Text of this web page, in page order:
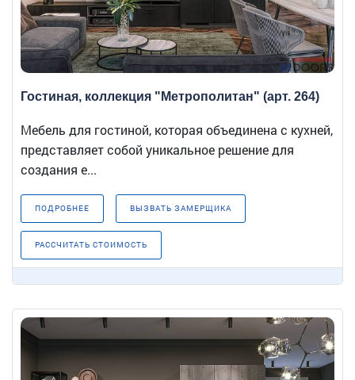
Гостиная, коллекция "Метрополитан" (арт. 264)
Мебель для гостиной, которая объединена с кухней,
представляет собой уникальное решение для
создания е...
ПОДРОБНЕЕ ВЫЗВАТЬ ЗАМЕРЩИКА
РАССЧИТАТЬ СТОИМОСТЬ